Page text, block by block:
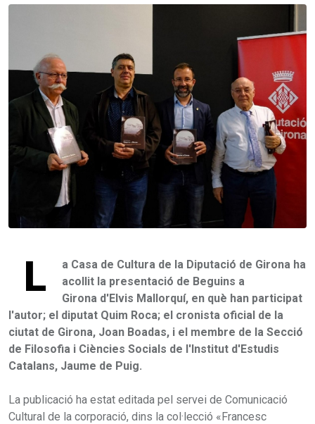
L
a Casa de Cultura de la Diputació de Girona ha
acollit la presentació de Beguins a
Girona d'Elvis Mallorquí, en què han participat
l'autor; el diputat Quim Roca; el cronista oficial de la
ciutat de Girona, Joan Boadas, i el membre de la Secció
de Filosofia i Ciències Socials de l'Institut d'Estudis
Catalans, Jaume de Puig.
La publicació ha estat editada pel servei de Comunicació
Cultural de la corporació, dins la col·lecció «Francesc